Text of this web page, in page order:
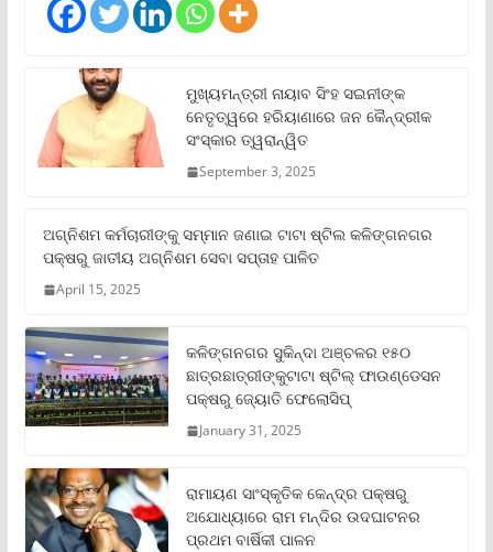
ମୁଖ୍ୟମନ୍ତ୍ରୀ ନାୟାବ ସିଂହ ସଇନୀଙ୍କ
ନେତୃତ୍ୱରେ ହରିୟାଣାରେ ଜନ କୈନ୍ଦ୍ରୀକ
ସଂସ୍କାର ତ୍ୱରାନ୍ୱିତ
September 3, 2025
ଅଗ୍ନିଶମ କର୍ମଚାରୀଙ୍କୁ ସମ୍ମାନ ଜଣାଇ ଟାଟା ଷ୍ଟିଲ କଳିଙ୍ଗନଗର
ପକ୍ଷରୁ ଜାତୀୟ ଅଗ୍ନିଶମ ସେବା ସପ୍ତାହ ପାଳିତ
April 15, 2025
କଳିଙ୍ଗନଗର ସୁକିନ୍ଦା ଅଞ୍ଚଳର ୧୫୦
ଛାତ୍ରଛାତ୍ରୀଙ୍କୁଟାଟା ଷ୍ଟିଲ୍ ଫାଉଣ୍ଡେସନ
ପକ୍ଷରୁ ଜ୍ୟୋତି ଫେଲୋସିପ୍‌
January 31, 2025
ରାମାୟଣ ସାଂସ୍କୃତିକ କେନ୍ଦ୍ର ପକ୍ଷରୁ
ଅଯୋଧ୍ୟାରେ ରାମ ମନ୍ଦିର ଉଦଘାଟନର
ପ୍ରଥମ ବାର୍ଷିକୀ ପାଳନ